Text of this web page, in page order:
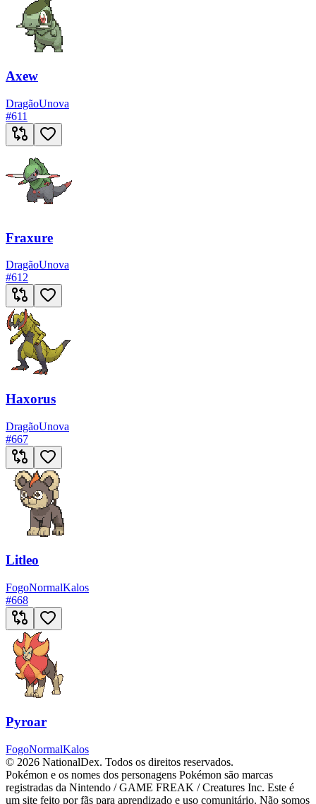
Axew
DragãoUnova
#611
Fraxure
DragãoUnova
#612
Haxorus
DragãoUnova
#667
Litleo
FogoNormalKalos
#668
Pyroar
FogoNormalKalos
© 2026 NationalDex. Todos os direitos reservados.
Pokémon e os nomes dos personagens Pokémon são marcas
registradas da Nintendo / GAME FREAK / Creatures Inc. Este é
um site feito por fãs para aprendizado e uso comunitário. Não somos